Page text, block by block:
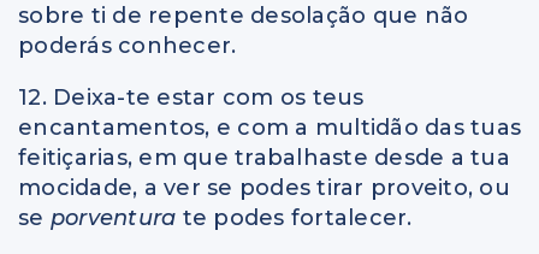
sobre ti de repente desolação que não
poderás conhecer.
12. Deixa-te estar com os teus
encantamentos, e com a multidão das tuas
feitiçarias, em que trabalhaste desde a tua
mocidade, a ver se podes tirar proveito, ou
se porventura te podes fortalecer.